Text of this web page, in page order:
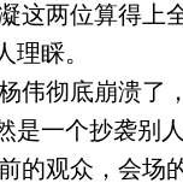
这两位算得上
理睬。
伟彻底崩溃了
是一个抄袭别人
观众，会场